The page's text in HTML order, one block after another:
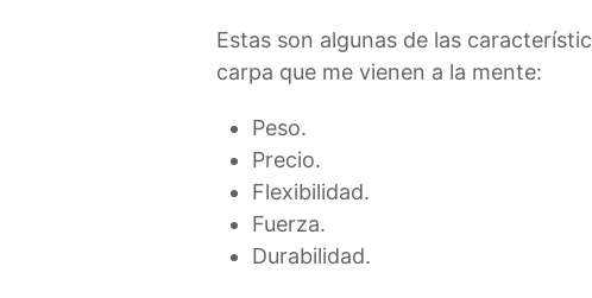
Estas son algunas de las
carpa que me vienen a la mente:
Peso.
Precio.
Flexibilidad.
Fuerza.
Durabilidad.